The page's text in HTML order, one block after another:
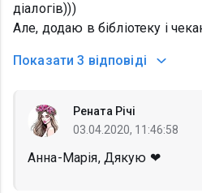
діалогів)))
Але, додаю в бібліотеку і
Показати 3 відповіді
Рената Річі
03.04.2020, 11:46:58
Анна-Марія, Дякую ❤